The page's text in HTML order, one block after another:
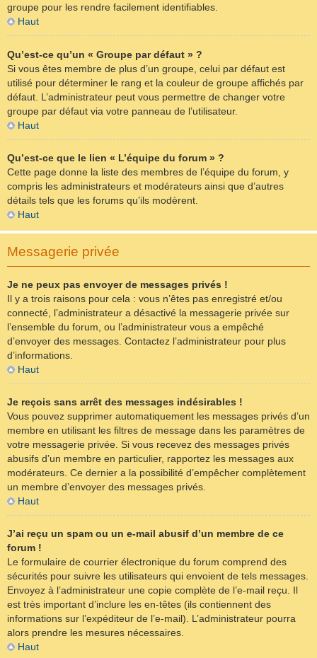
groupe pour les rendre facilement identifiables.
Haut
Qu’est-ce qu’un « Groupe par défaut » ?
Si vous êtes membre de plus d’un groupe, celui par défaut est
utilisé pour déterminer le rang et la couleur de groupe affichés par
défaut. L’administrateur peut vous permettre de changer votre
groupe par défaut via votre panneau de l’utilisateur.
Haut
Qu’est-ce que le lien « L’équipe du forum » ?
Cette page donne la liste des membres de l’équipe du forum, y
compris les administrateurs et modérateurs ainsi que d’autres
détails tels que les forums qu’ils modèrent.
Haut
Messagerie privée
Je ne peux pas envoyer de messages privés !
Il y a trois raisons pour cela : vous n’êtes pas enregistré et/ou
connecté, l’administrateur a désactivé la messagerie privée sur
l’ensemble du forum, ou l’administrateur vous a empêché
d’envoyer des messages. Contactez l’administrateur pour plus
d’informations.
Haut
Je reçois sans arrêt des messages indésirables !
Vous pouvez supprimer automatiquement les messages privés d’un
membre en utilisant les filtres de message dans les paramètres de
votre messagerie privée. Si vous recevez des messages privés
abusifs d’un membre en particulier, rapportez les messages aux
modérateurs. Ce dernier a la possibilité d’empêcher complètement
un membre d’envoyer des messages privés.
Haut
J’ai reçu un spam ou un e-mail abusif d’un membre de ce
forum !
Le formulaire de courrier électronique du forum comprend des
sécurités pour suivre les utilisateurs qui envoient de tels messages.
Envoyez à l’administrateur une copie complète de l’e-mail reçu. Il
est très important d’inclure les en-têtes (ils contiennent des
informations sur l’expéditeur de l’e-mail). L’administrateur pourra
alors prendre les mesures nécessaires.
Haut